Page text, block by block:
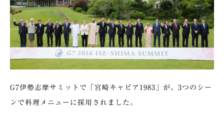
G7伊勢志摩サミットで「宮崎キャビア1983」が、3つのシー
ンで料理メニューに採用されました。